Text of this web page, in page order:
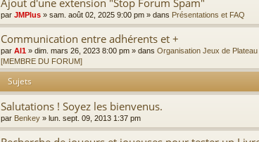
Ajout d'une extension "Stop Forum Spam"
par JMPlus » sam. août 02, 2025 9:00 pm » dans Présentations et FAQ
Communication entre adhérents et +
par Al1 » dim. mars 26, 2023 8:00 pm » dans Organisation Jeux de Plateau
[MEMBRE DU FORUM]
Sujets
Salutations ! Soyez les bienvenus.
par Benkey » lun. sept. 09, 2013 1:37 pm